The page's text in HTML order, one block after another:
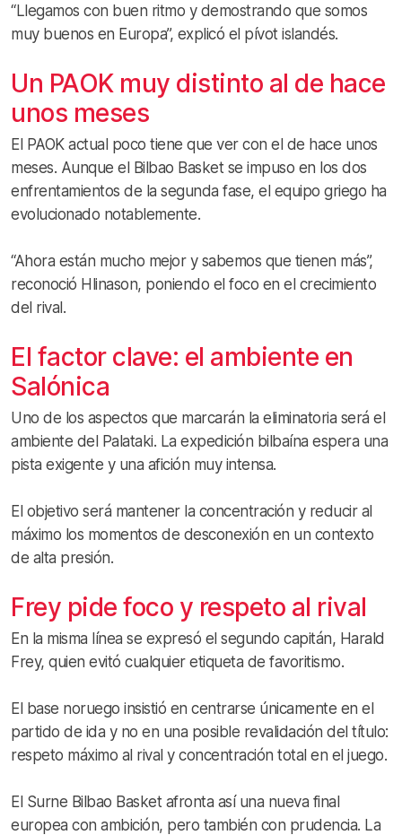
“Llegamos con buen ritmo y demostrando que somos
muy buenos en Europa”, explicó el pívot islandés.
Un PAOK muy distinto al de hace
unos meses
El PAOK actual poco tiene que ver con el de hace unos
meses. Aunque el Bilbao Basket se impuso en los dos
enfrentamientos de la segunda fase, el equipo griego ha
evolucionado notablemente.
“Ahora están mucho mejor y sabemos que tienen más”,
reconoció Hlinason, poniendo el foco en el crecimiento
del rival.
El factor clave: el ambiente en
Salónica
Uno de los aspectos que marcarán la eliminatoria será el
ambiente del Palataki. La expedición bilbaína espera una
pista exigente y una afición muy intensa.
El objetivo será mantener la concentración y reducir al
máximo los momentos de desconexión en un contexto
de alta presión.
Frey pide foco y respeto al rival
En la misma línea se expresó el segundo capitán, Harald
Frey, quien evitó cualquier etiqueta de favoritismo.
El base noruego insistió en centrarse únicamente en el
partido de ida y no en una posible revalidación del título:
respeto máximo al rival y concentración total en el juego.
El Surne Bilbao Basket afronta así una nueva final
europea con ambición, pero también con prudencia. La